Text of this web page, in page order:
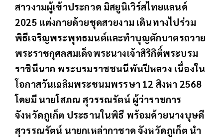
สาวงามผู้เข้าประกวด มิสยูนิเวิร์สไทยแลนด์
2025 แต่งกายด้วยชุดสวยงาม เดินทางไปร่วม
พิธีเจริญพระพุทธมนต์และทำบุญตักบาตรถวาย
พระราชกุศลสมเด็จพระนางเจ้าสิริกิติ์พระบรม
ราชินีนาถ พระบรมราชชนนีพันปีหลวง เนื่องใน
โอกาสวันเฉลิมพระชนมพรรษา 12 สิงหา 2568
โดยมี นายโสภณ สุวรรณรัตน์ ผู้ว่าราชการ
จังหวัดภูเก็ต ประธานในพิธี พร้อมด้วยนางบุษดี
สุวรรณรัตน์ นายกเหล่ากาชาด จังหวัดภูเก็ต นำ